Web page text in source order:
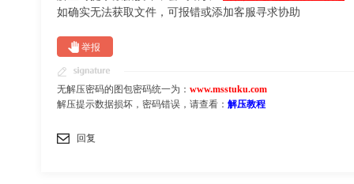
如确实无法获取文件，可报错或添加客服寻求协助
举报
无解压密码的图包密码统一为： www.msstuku.com
解压提示数据损坏，密码错误，请查看： 解压教程
回复